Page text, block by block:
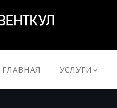
ГЛАВНАЯ УСЛУГИ